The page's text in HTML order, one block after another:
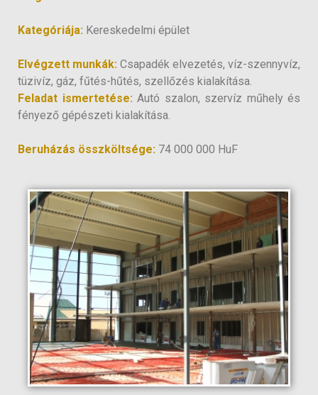
Kategóriája: Kereskedelmi épület
Elvégzett munkák: Csapadék elvezetés, víz-szennyvíz,
tüzivíz, gáz, fűtés-hűtés, szellőzés kialakítása.
Feladat ismertetése: Autó szalon, szervíz műhely és
fényező gépészeti kialakítása.
Beruházás összköltsége: 74 000 000 HuF